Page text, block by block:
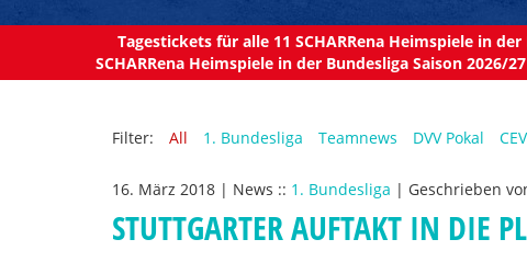
Tagestickets für alle 11 SCHARRena Heimspiele in
SCHARRena Heimspiele in der Bundesliga Saison
Filter: All 1. Bundesliga Teamnews DVV Pokal CEV
16. März 2018 | News :: 1. Bundesliga | Geschrieben
STUTTGARTER AUFTAKT IN DIE